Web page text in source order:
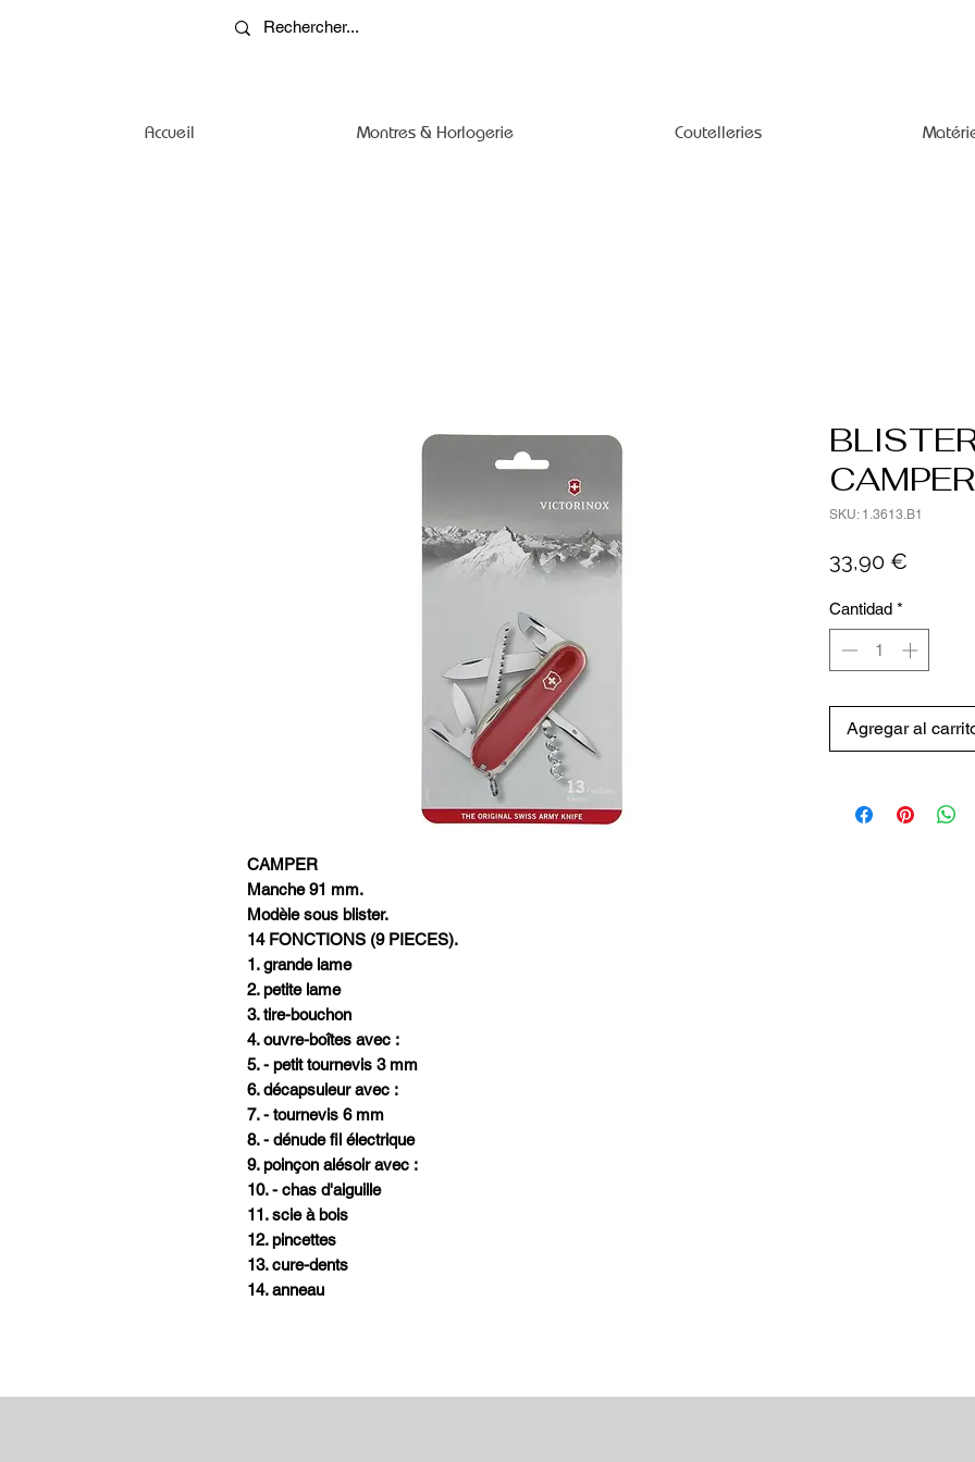
Accueil Montres & Horlogerie Coutelleries
CAMPER
Manche 91 mm.
Modèle sous blister.
14 FONCTIONS (9 PIECES).
1. grande lame
2. petite lame
3. tire-bouchon
4. ouvre-boîtes avec :
5. - petit tournevis 3 mm
6. décapsuleur avec :
7. - tournevis 6 mm
8. - dénude fil électrique
9. poinçon alésoir avec :
10. - chas d'aiguille
11. scie à bois
12. pincettes
13. cure-dents
14. anneau
SKU: 1.3613.B1
33,90 €
Cantidad *
Agregar al